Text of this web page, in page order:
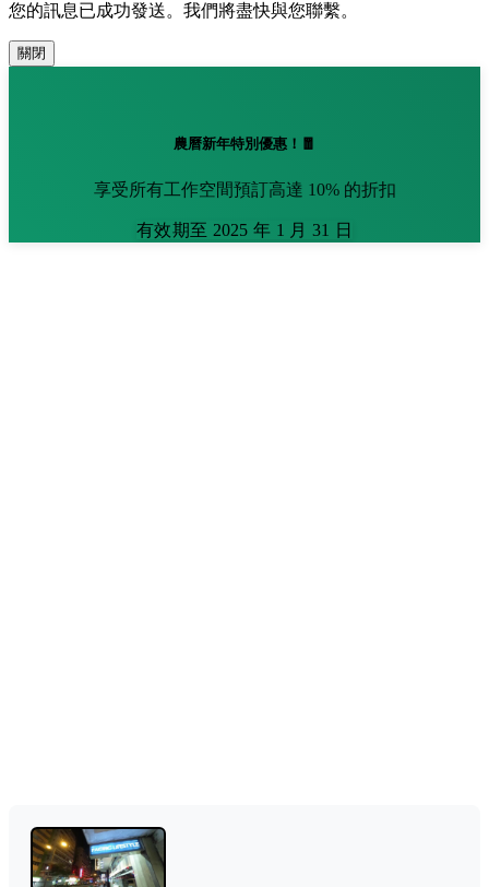
您的訊息已成功發送。我們將盡快與您聯繫。
關閉
農曆新年特別優惠！🧧
享受所有工作空間預訂高達 10% 的折扣
有效期至 2025 年 1 月 31 日